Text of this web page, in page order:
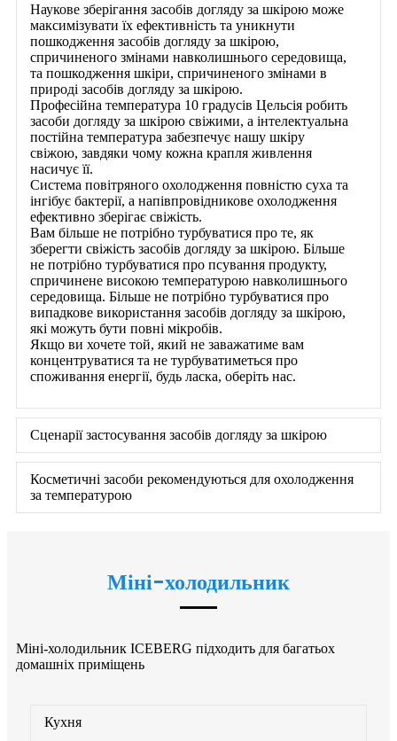
Наукове зберігання засобів догляду за шкірою може
максимізувати їх ефективність та уникнути
пошкодження засобів догляду за шкірою,
спричиненого змінами навколишнього середовища,
та пошкодження шкіри, спричиненого змінами в
природі засобів догляду за шкірою.
Професійна температура 10 градусів Цельсія робить
засоби догляду за шкірою свіжими, а інтелектуальна
постійна температура забезпечує нашу шкіру
свіжою, завдяки чому кожна крапля живлення
насичує її.
Система повітряного охолодження повністю суха та
інгібує бактерії, а напівпровідникове охолодження
ефективно зберігає свіжість.
Вам більше не потрібно турбуватися про те, як
зберегти свіжість засобів догляду за шкірою. Більше
не потрібно турбуватися про псування продукту,
спричинене високою температурою навколишнього
середовища. Більше не потрібно турбуватися про
випадкове використання засобів догляду за шкірою,
які можуть бути повні мікробів.
Якщо ви хочете той, який не заважатиме вам
концентруватися та не турбуватиметься про
споживання енергії, будь ласка, оберіть нас.
Сценарії застосування засобів догляду за шкірою
Косметичні засоби рекомендуються для охолодження
за температурою
Міні-холодильник
Міні-холодильник ICEBERG підходить для багатьох
домашніх приміщень
Кухня